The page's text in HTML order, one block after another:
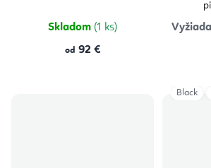
Skladom (1 ks)
od 92 €
Black